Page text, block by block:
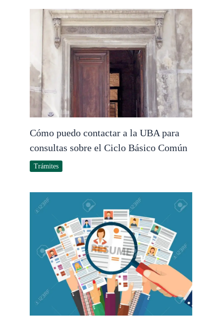
Cómo puedo contactar a la UBA para
consultas sobre el Ciclo Básico Común
Trámites